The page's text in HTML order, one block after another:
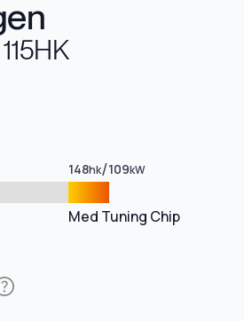
148hk/109kW
Med Tuning Chip